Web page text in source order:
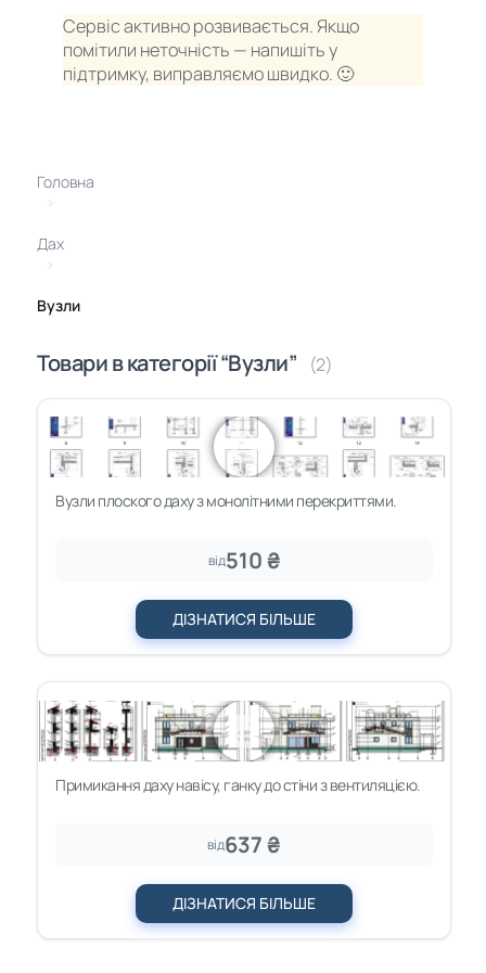
Сервіс активно розвивається. Якщо
помітили неточність — напишіть у
підтримку, виправляємо швидко. 🙂
Головна
›
Дах
›
Вузли
Товари в категорії “Вузли” (2)
Вузли плоского даху з монолітними перекриттями.
від510 ₴
ДІЗНАТИСЯ БІЛЬШЕ
Примикання даху навісу, ганку до стіни з вентиляцією.
від637 ₴
ДІЗНАТИСЯ БІЛЬШЕ